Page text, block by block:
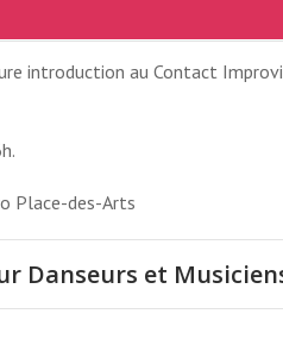
introduction au Contact
Place-des-Arts
Danseurs et